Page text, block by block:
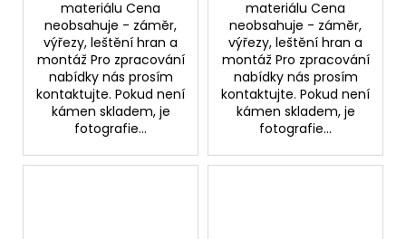
materiálu Cena
neobsahuje - záměr,
výřezy, leštění hran a
montáž Pro zpracování
nabídky nás prosím
kontaktujte. Pokud není
kámen skladem, je
fotografie...
materiálu Cena
neobsahuje - záměr,
výřezy, leštění hran a
montáž Pro zpracování
nabídky nás prosím
kontaktujte. Pokud není
kámen skladem, je
fotografie...